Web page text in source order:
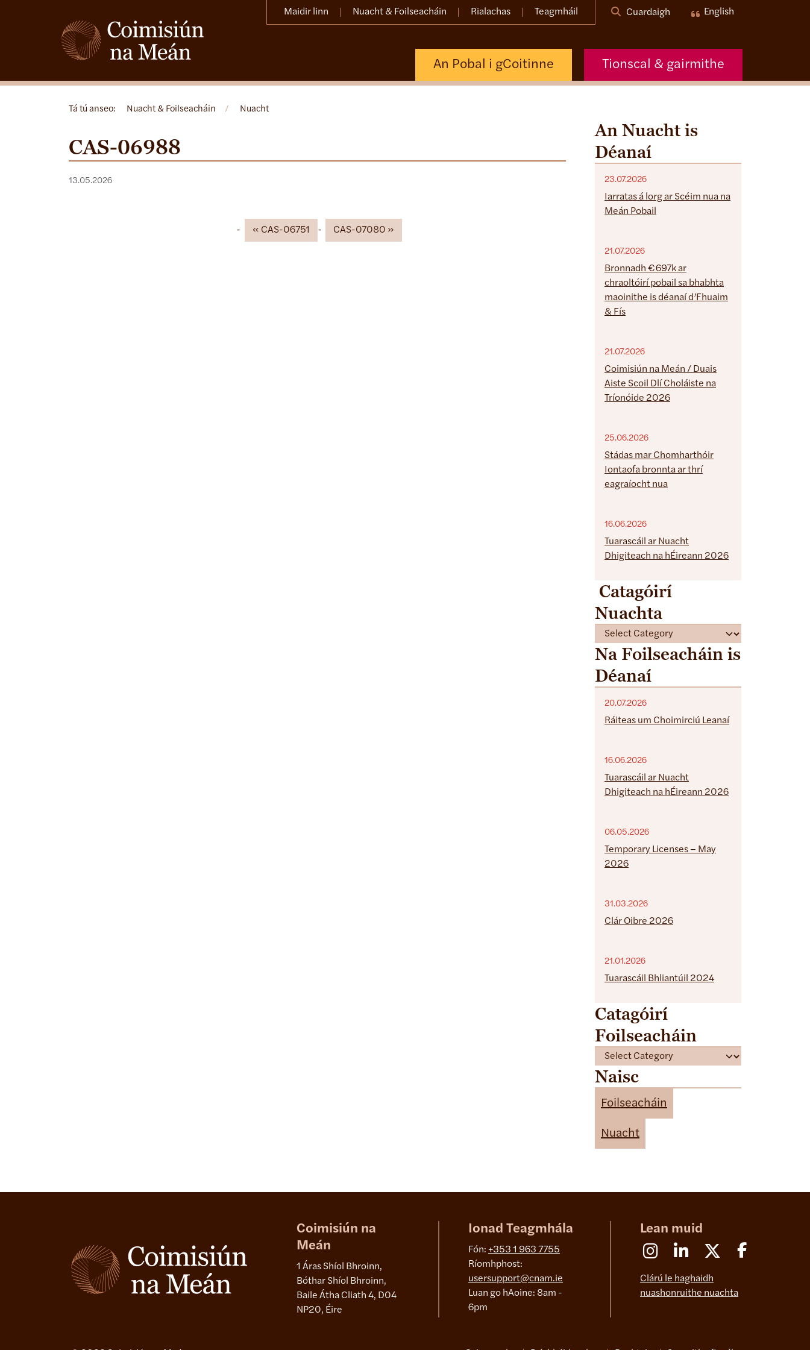
Maidir linn Nuacht & Foilseacháin Rialachas Teagmháil Cuardaigh English
An Pobal i gCoitinne Tionscal & gairmithe
Tá tú anseo: Nuacht & Foilseacháin / Nuacht
CAS-06988
13.05.2026
CAS-06751 CAS-07080
An Nuacht is
Déanaí
23.07.2026
Iarratas á lorg ar Scéim nua na
Meán Pobail
21.07.2026
Bronnadh €697k ar
chraoltóirí pobail sa bhabhta
maoinithe is déanaí d’Fhuaim
& Fís
21.07.2026
Coimisiún na Meán / Duais
Aiste Scoil Dlí Choláiste na
Tríonóide 2026
25.06.2026
Stádas mar Chomharthóir
Iontaofa bronnta ar thrí
eagraíocht nua
16.06.2026
Tuarascáil ar Nuacht
Dhigiteach na hÉireann 2026
Catagóirí
Nuachta
a
t
g
Na Foilseacháin is
Déanaí
20.07.2026
Ráiteas um Choimirciú Leanaí
16.06.2026
Tuarascáil ar Nuacht
Dhigiteach na hÉireann 2026
06.05.2026
Temporary Licenses – May
2026
31.03.2026
Clár Oibre 2026
21.01.2026
Tuarascáil Bhliantúil 2024
Catagóirí
Foilseacháin
a
t
Naisc
Foilseacháin
Nuacht
Coimisiún na
Meán
1 Áras Shíol Bhroinn,
Bóthar Shíol Bhroinn,
Baile Átha Cliath 4, D04
NP20, Éire
Ionad Teagmhála
Fón: +353 1 963 7755
Ríomhphost:
usersupport@cnam.ie
Luan go hAoine: 8am -
6pm
Lean muid
InstagramLinkedin X (Formerly Twitter)
Clárú le haghaidh
nuashonruithe nuachta